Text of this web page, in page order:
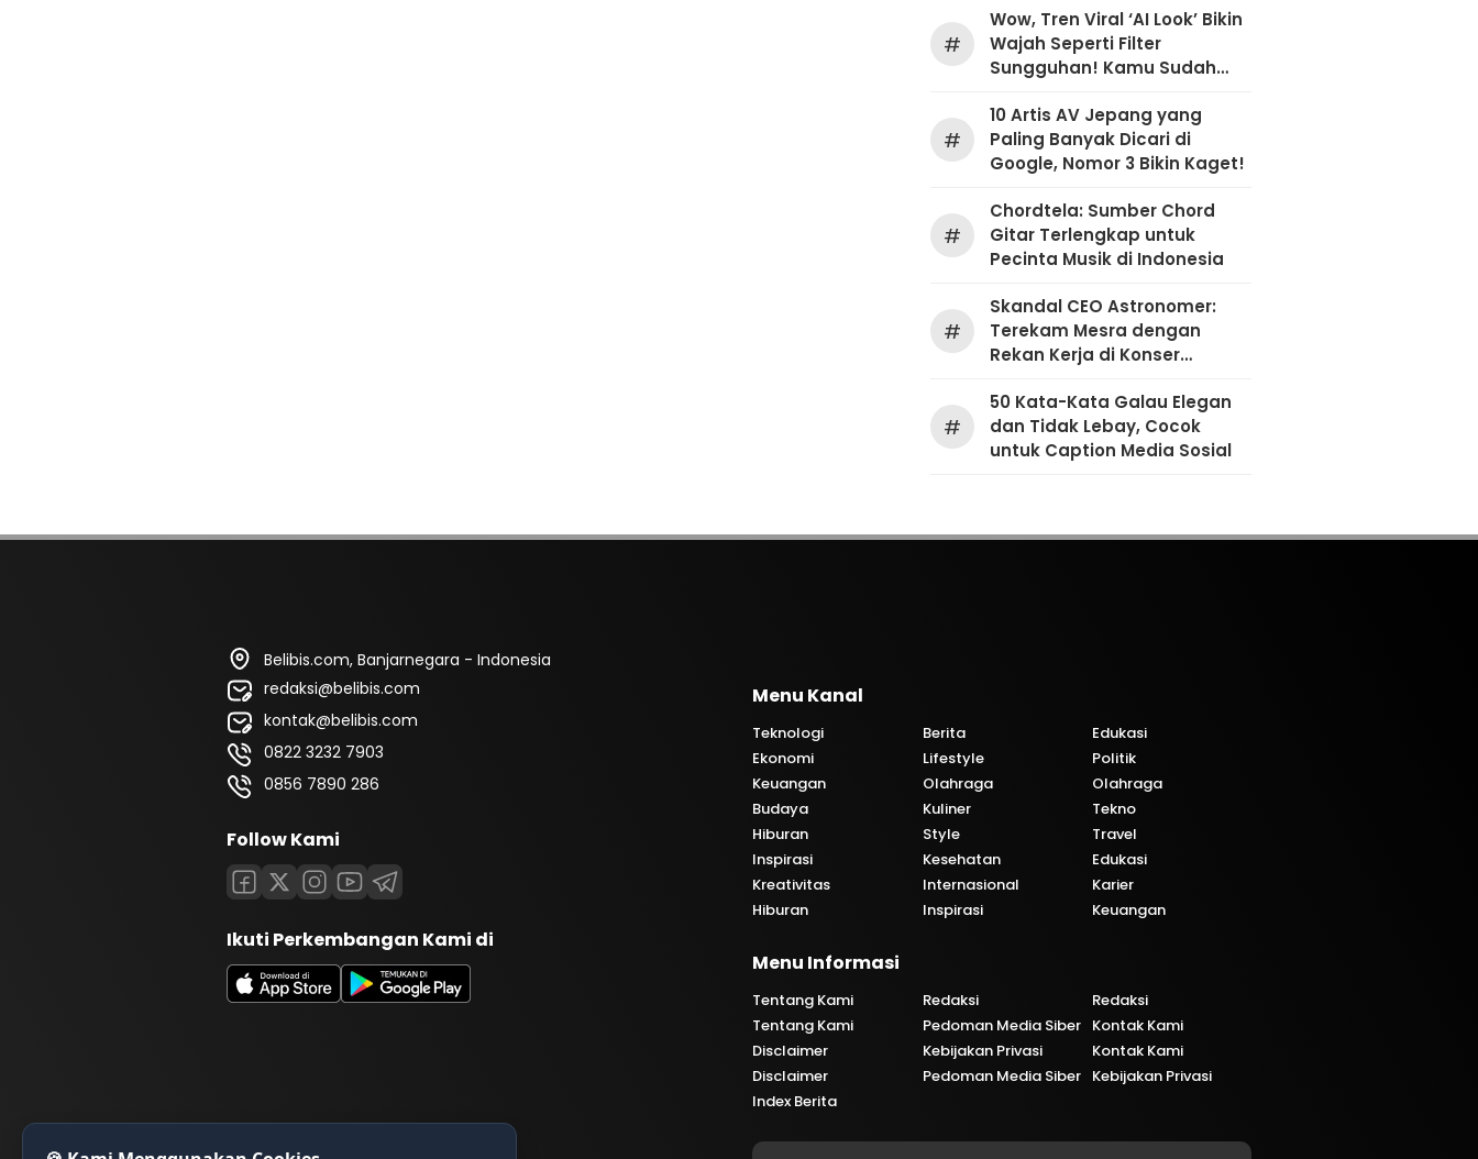
#
Wow, Tren Viral ‘AI Look’ Bikin
Wajah Seperti Filter
Sungguhan! Kamu Sudah
#
10 Artis AV Jepang yang
Paling Banyak Dicari di
Google, Nomor 3 Bikin Kaget!
#
Chordtela: Sumber Chord
Gitar Terlengkap untuk
Pecinta Musik di Indonesia
#
Skandal CEO Astronomer:
Terekam Mesra dengan
Rekan Kerja di Konser
#
50 Kata-Kata Galau Elegan
dan Tidak Lebay, Cocok
untuk Caption Media Sosial
Belibis.com, Banjarnegara - Indonesia
redaksi@belibis.com
kontak@belibis.com
0822 3232 7903
0856 7890 286
Follow Kami
Ikuti Perkembangan Kami di
Menu Kanal
Teknologi Berita
Edukasi
Ekonomi
Lifestyle
Politik
Keuangan
Olahraga
Olahraga
Budaya
Kuliner
Tekno
Hiburan
Style
Travel
Inspirasi
Kesehatan
Edukasi
Kreativitas
Internasional
Karier
Hiburan
Inspirasi Keuangan
Menu Informasi
Tentang Kami Redaksi
Redaksi
Tentang Kami
Pedoman Media Siber Kontak Kami
Disclaimer
Kebijakan Privasi
Kontak Kami
Disclaimer
Pedoman Media Siber Kebijakan Privasi
Index Berita